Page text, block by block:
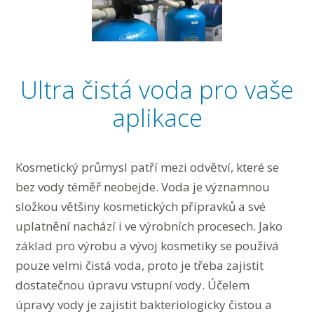
Ultra čistá voda pro vaše
aplikace
Kosmetický průmysl patří mezi odvětví, které se
bez vody téměř neobejde. Voda je významnou
složkou většiny kosmetických přípravků a své
uplatnění nachází i ve výrobních procesech. Jako
základ pro výrobu a vývoj kosmetiky se používá
pouze velmi čistá voda, proto je třeba zajistit
dostatečnou úpravu vstupní vody. Účelem
úpravy vody je zajistit bakteriologicky čistou a